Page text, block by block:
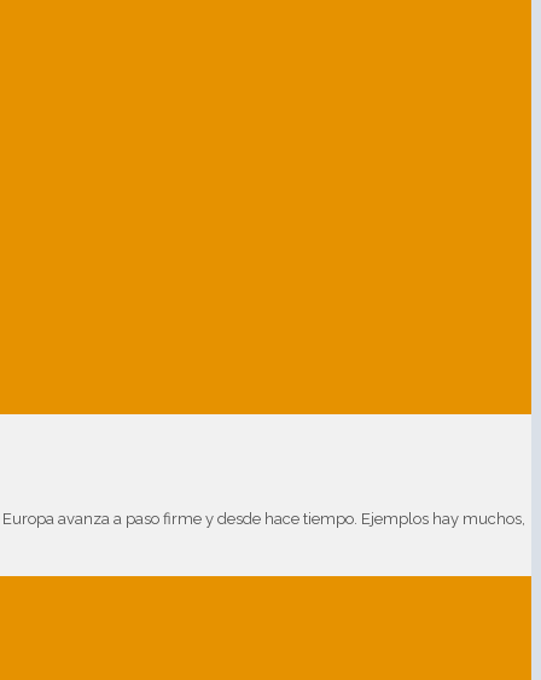
avanza a paso firme y desde hace tiempo. Ejemplos hay muchos,